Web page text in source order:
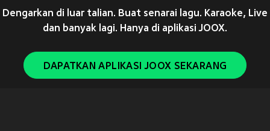
Dengarkan di luar talian. Buat senarai lagu. Karaoke, Live
dan banyak lagi. Hanya di aplikasi JOOX.
DAPATKAN APLIKASI JOOX SEKARANG